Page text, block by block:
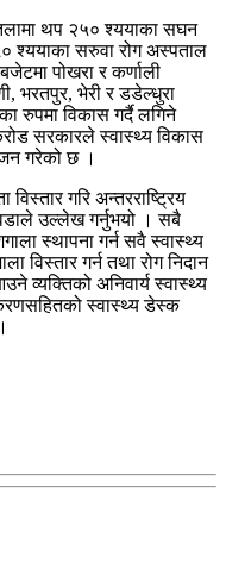
थप २५० श्ययाका सघन
श्ययाका सरुवा रोग अस्पताल
पोखरा र कर्णाली
भरतपुर, भेरी र डडेल्धुरा
रुपमा विकास गर्दै लगिने
सरकारले स्वास्थ्य विकास
गरेको छ ।
गरि अन्तरराष्ट्रिय
उल्लेख गर्नुभयो । सबै
स्थापना गर्न सवै स्वास्थ्य
विस्तार गर्न तथा रोग निदान
व्यक्तिको अनिवार्य स्वास्थ्य
स्वास्थ्य डेस्क